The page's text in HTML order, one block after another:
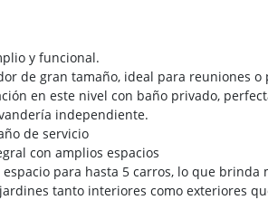
y funcional.
de gran tamaño, ideal para reuniones
en este nivel con baño privado,
independiente.
de servicio
con amplios espacios
espacio para hasta 5 carros, lo que
tanto interiores como exteriores